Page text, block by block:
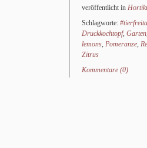
veröffentlicht in
Schlagworte:
Druckkochtopf, Garten,
lemons, Pomeranze,
Zitrus
Kommentare (0)